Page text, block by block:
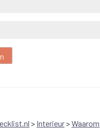
> Interieur>Waarom